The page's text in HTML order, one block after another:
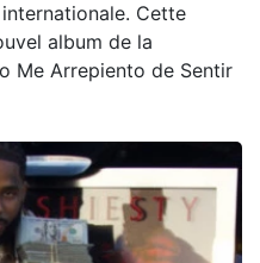
Cette
album de la
Me Arrepiento de Sentir